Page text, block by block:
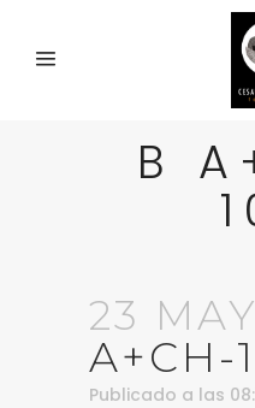
B
23 MAY
A+CH-
Publicado a las